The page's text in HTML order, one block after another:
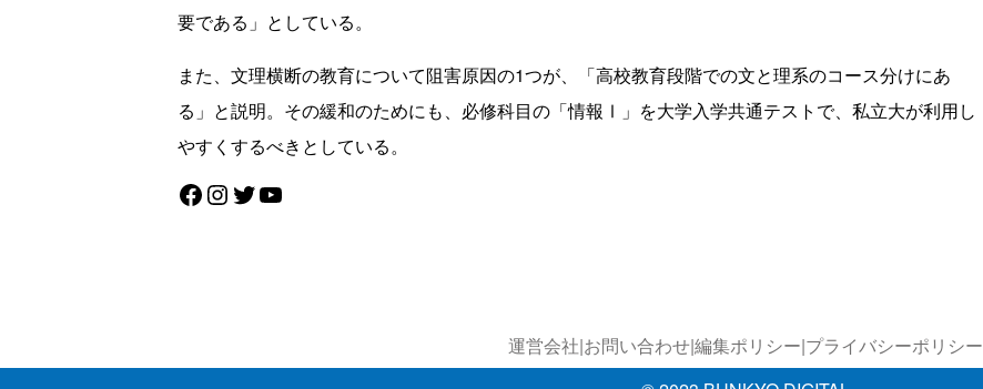
要である」としている。
また、文理横断の教育について阻害原因の1つが、「高校教育段階での文と理系のコース分けにあ
る」と説明。その緩和のためにも、必修科目の「情報Ⅰ」を大学入学共通テストで、私立大が利用し
やすくするべきとしている。
Facebook
Instagram
TwitterYouTube
運営会社|お問い合わせ|編集ポリシー|プライバシーポリシー